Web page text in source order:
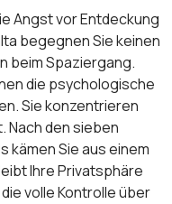
Angst vor Entdeckung
begegnen Sie keinen
beim Spaziergang.
die psychologische
Sie konzentrieren
Nach den sieben
kämen Sie aus einem
Ihre Privatsphäre
volle Kontrolle über